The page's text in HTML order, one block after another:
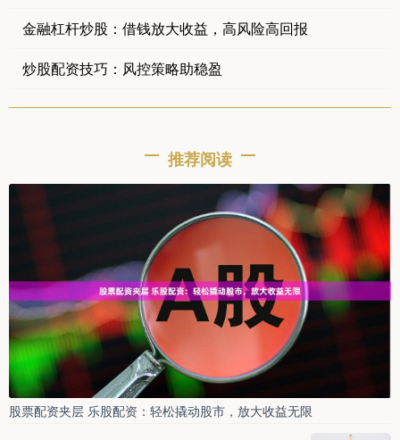
金融杠杆炒股：借钱放大收益，高风险高回报
炒股配资技巧：风控策略助稳盈
推荐阅读
股票配资夹层 乐股配资：轻松撬动股市，放大收益无限